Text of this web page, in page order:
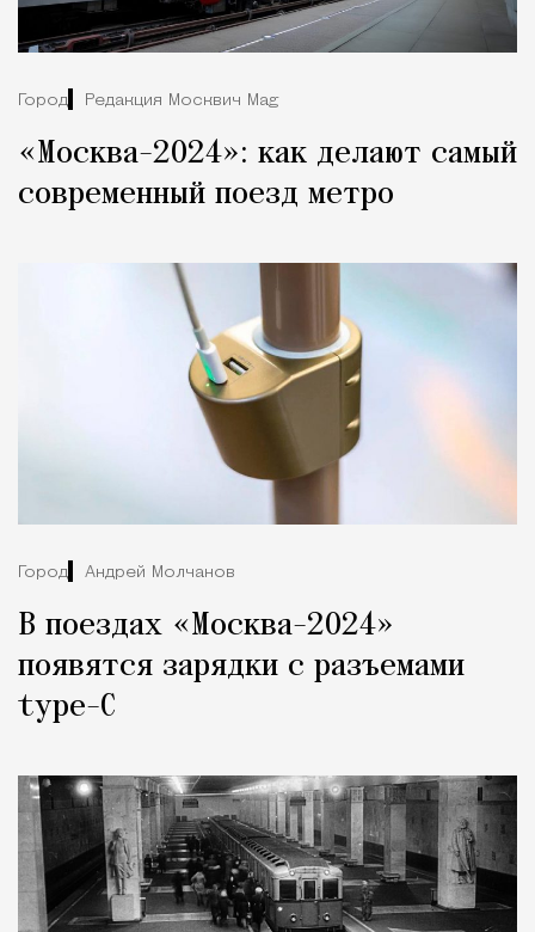
Город Редакция Москвич Mag
«Москва-2024»: как делают самый
современный поезд метро
Город Андрей Молчанов
В поездах «Москва-2024»
появятся зарядки с разъемами
type-C